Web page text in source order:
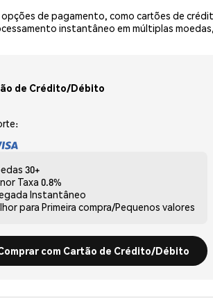
opções de pagamento, como cartões de
instantâneo em múltiplas
de Crédito/Débito
30+
Taxa 0.8%
Instantâneo
para Primeira compra/Pequenos valores
com Cartão de Crédito/Débito